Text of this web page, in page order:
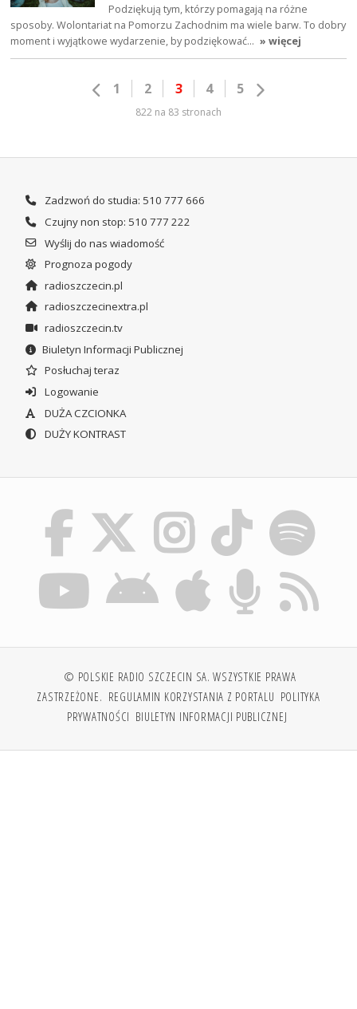
Podziękują tym, którzy pomagają na różne
sposoby. Wolontariat na Pomorzu Zachodnim ma wiele barw. To dobry
moment i wyjątkowe wydarzenie, by podziękować… » więcej
1 2 3 4 5
822 na 83 stronach
Zadzwoń do studia: 510 777 666
Czujny non stop: 510 777 222
Wyślij do nas wiadomość
Prognoza pogody
radioszczecin.pl
radioszczecinextra.pl
radioszczecin.tv
Biuletyn Informacji Publicznej
Posłuchaj teraz
Logowanie
DUŻA CZCIONKA
DUŻY KONTRAST
© POLSKIE RADIO SZCZECIN SA. WSZYSTKIE PRAWA
ZASTRZEŻONE. REGULAMIN KORZYSTANIA Z PORTALU POLITYKA
PRYWATNOŚCI BIULETYN INFORMACJI PUBLICZNEJ